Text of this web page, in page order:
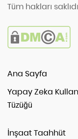
Tüm hakları
Ana Sayfa
Yapay Zeka
Tüzüğü
İnşaat Taahhüt